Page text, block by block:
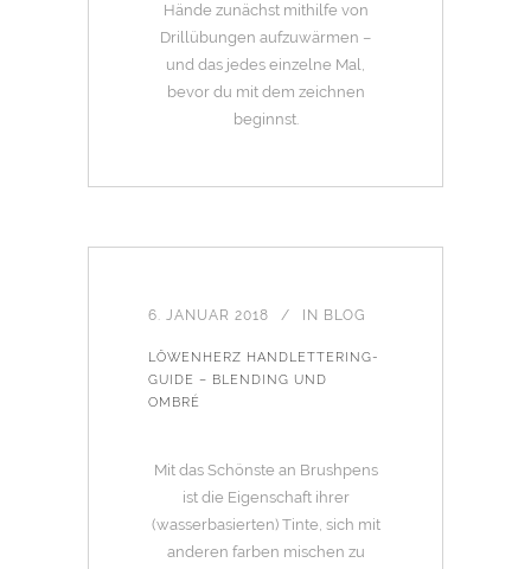
Hände zunächst mithilfe von
Drillübungen aufzuwärmen –
und das jedes einzelne Mal,
bevor du mit dem zeichnen
beginnst.
6. JANUAR 2018 IN BLOG
LÖWENHERZ HANDLETTERING-
GUIDE – BLENDING UND
OMBRÉ
Mit das Schönste an Brushpens
ist die Eigenschaft ihrer
(wasserbasierten) Tinte, sich mit
anderen farben mischen zu